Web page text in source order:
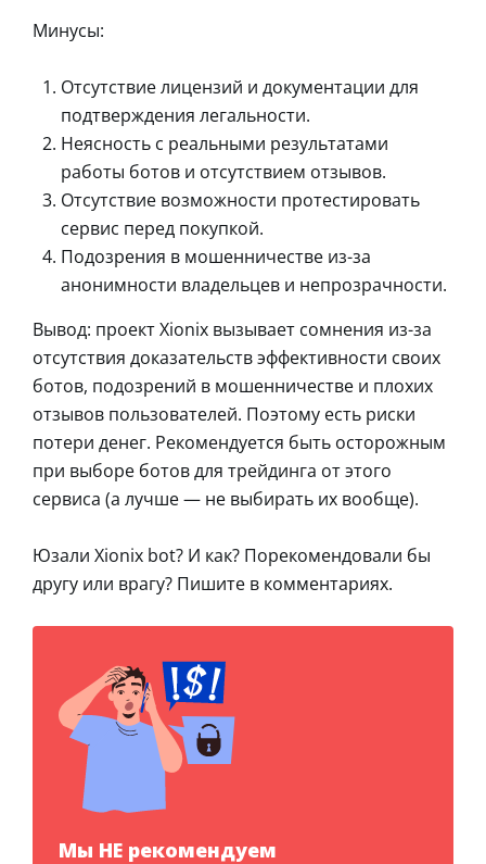
Минусы:
Отсутствие лицензий и документации для
подтверждения легальности.
Неясность с реальными результатами
работы ботов и отсутствием отзывов.
Отсутствие возможности протестировать
сервис перед покупкой.
Подозрения в мошенничестве из-за
анонимности владельцев и непрозрачности.
Вывод: проект Xionix вызывает сомнения из-за
отсутствия доказательств эффективности своих
ботов, подозрений в мошенничестве и плохих
отзывов пользователей. Поэтому есть риски
потери денег. Рекомендуется быть осторожным
при выборе ботов для трейдинга от этого
сервиса (а лучше — не выбирать их вообще).
Юзали Xionix bot? И как? Порекомендовали бы
другу или врагу? Пишите в комментариях.
Мы НЕ рекомендуем